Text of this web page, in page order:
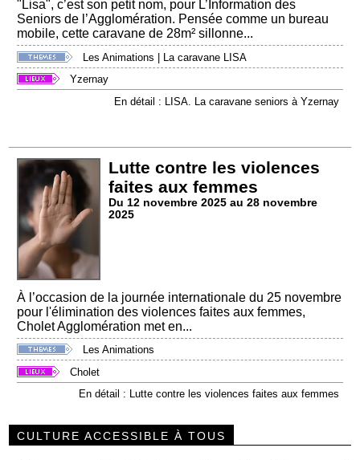
"Lisa", c’est son petit nom, pour L’Information des
Seniors de l’Agglomération. Pensée comme un bureau
mobile, cette caravane de 28m² sillonne...
Les Animations | La caravane LISA
Yzernay
En détail : LISA. La caravane seniors à Yzernay
Lutte contre les violences
faites aux femmes
Du 12 novembre 2025 au 28 novembre
2025
À l’occasion de la journée internationale du 25 novembre
pour l'élimination des violences faites aux femmes,
Cholet Agglomération met en...
Les Animations
Cholet
En détail : Lutte contre les violences faites aux femmes
CULTURE ACCESSIBLE À TOUS